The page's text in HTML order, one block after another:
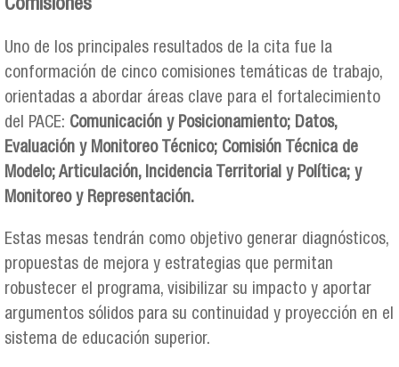
Comisiones
Uno de los principales resultados de la cita fue la
conformación de cinco comisiones temáticas de trabajo,
orientadas a abordar áreas clave para el fortalecimiento
del PACE: Comunicación y Posicionamiento; Datos,
Evaluación y Monitoreo Técnico; Comisión Técnica de
Modelo; Articulación, Incidencia Territorial y Política; y
Monitoreo y Representación.
Estas mesas tendrán como objetivo generar diagnósticos,
propuestas de mejora y estrategias que permitan
robustecer el programa, visibilizar su impacto y aportar
argumentos sólidos para su continuidad y proyección en el
sistema de educación superior.